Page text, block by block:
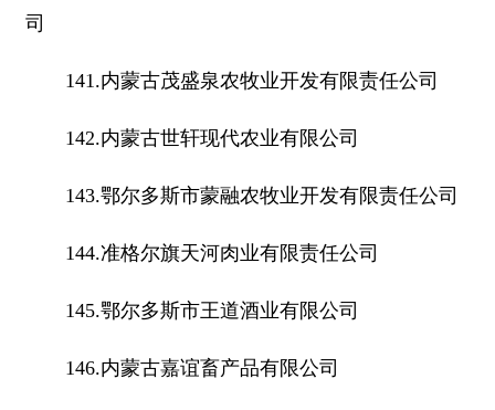
司
141.内蒙古茂盛泉农牧业开发有限责任公司
142.内蒙古世轩现代农业有限公司
143.鄂尔多斯市蒙融农牧业开发有限责任公司
144.准格尔旗天河肉业有限责任公司
145.鄂尔多斯市王道酒业有限公司
146.内蒙古嘉谊畜产品有限公司